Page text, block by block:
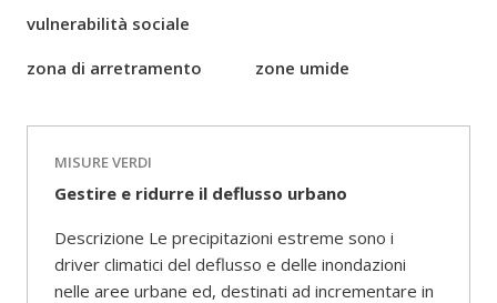
vulnerabilità sociale
zona di arretramento
zone umide
MISURE VERDI
Gestire e ridurre il deflusso urbano
Descrizione Le precipitazioni estreme sono i
driver climatici del deflusso e delle inondazioni
nelle aree urbane ed, destinati ad incrementare in